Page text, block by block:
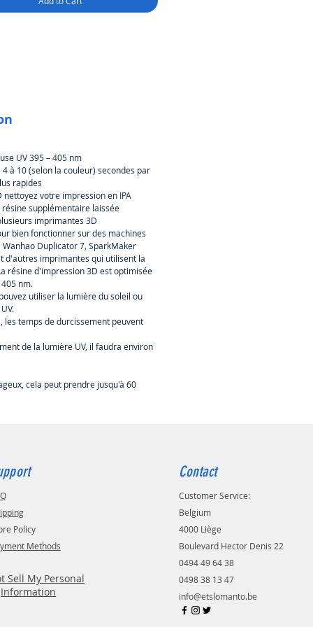
au prototypage fonctionnel
UV 395 – 405 nm
à 10 (selon la couleur) secondes par
rapides
votre impression en IPA
supplémentaire laissée
imprimantes 3D
bien fonctionner sur des machines
Duplicator 7, SparkMaker
d'autres imprimantes qui utilisent la
résine d'impression 3D est optimisée
nm.
utiliser la lumière du soleil ou
les temps de durcissement peuvent
de la lumière UV, il faudra environ
cela peut prendre jusqu'à 60
Policy
Methods
Sell My Personal
Information
Contact
Customer Service:
Belgium
4000 Liège
Boulevard Hector Denis 22
0494 49 64 38
0498 38 13 47
info@etslomanto.be